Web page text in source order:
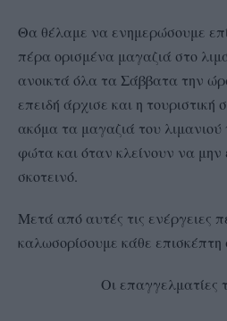
Θα θέλαμε να ενημερώσουμε
πέρα ορισμένα μαγαζιά στο
ανοικτά όλα τα Σάββατα την
επειδή άρχισε και η
ακόμα τα μαγαζιά του
φώτα και όταν κλείνουν να μην
σκοτεινό.
Μετά από αυτές τις ενέργειες
καλωσορίσουμε κάθε επισκέπτη
Οι επαγγελματίες